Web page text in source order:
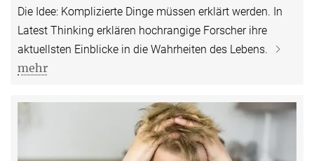
Die Idee: Komplizierte Dinge müssen erklärt werden. In
Latest Thinking erklären hochrangige Forscher ihre
aktuellsten Einblicke in die Wahrheiten des Lebens.
mehr